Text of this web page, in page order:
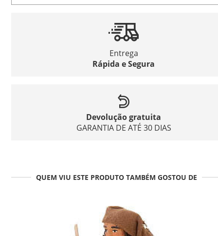
Entrega
Rápida e Segura
Devolução gratuita
GARANTIA DE ATÉ 30 DIAS
QUEM VIU ESTE PRODUTO TAMBÉM GOSTOU DE